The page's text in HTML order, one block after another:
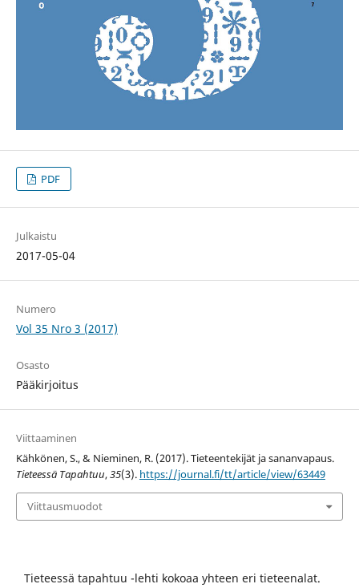
PDF
Julkaistu
2017-05-04
Numero
Vol 35 Nro 3 (2017)
Osasto
Pääkirjoitus
Viittaaminen
Kähkönen, S., & Nieminen, R. (2017). Tieteentekijät ja sananvapaus.
Tieteessä Tapahtuu,35(3). https://journal.fi/tt/article/view/63449
Viittausmuodot
Tieteessä tapahtuu -lehti kokoaa yhteen eri tieteenalat.